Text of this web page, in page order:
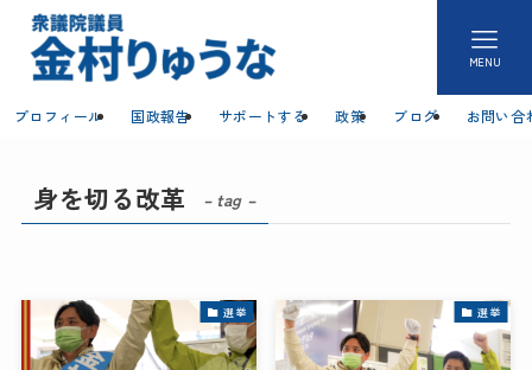
MENU
プロフィール 国政報告 サポートする 政策 ブログ お問い合
身を切る改革 – tag –
選挙 選挙